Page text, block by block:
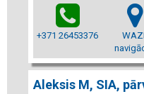
+371 26453376
Aleksis M, SIA,